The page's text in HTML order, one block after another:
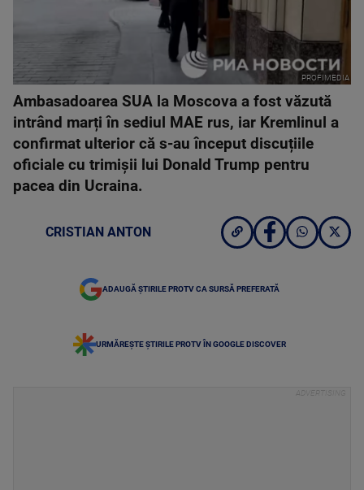
PROFIMEDIA
Ambasadoarea SUA la Moscova a fost văzută
intrând marți în sediul MAE rus, iar Kremlinul a
confirmat ulterior că s-au început discuțiile
oficiale cu trimișii lui Donald Trump pentru
pacea din Ucraina.
CRISTIAN ANTON
ADAUGĂ ȘTIRILE PROTV CA SURSĂ PREFERATĂ
URMĂREȘTE ȘTIRILE PROTV ÎN GOOGLE DISCOVER